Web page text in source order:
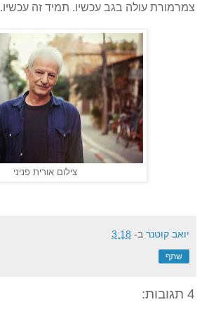
צמרמורת עולה בגב עכשיו. תמיד זה עכשיו.
צילום אורית פניני
יואב קוטנר ב- 3:18
שתף
4 תגובות: